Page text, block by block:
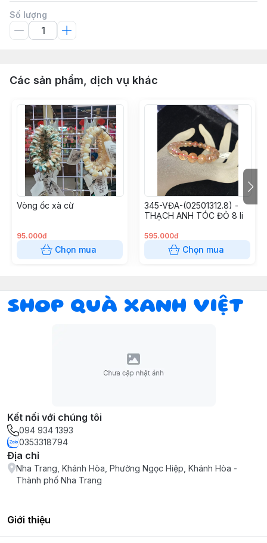
Số lượng
Các sản phẩm, dịch vụ khác
Vòng ốc xà cừ
95.000đ
Chọn mua
345-VĐA-(02501312.8) -
THẠCH ANH TÓC ĐỎ 8 li
595.000đ
Chọn mua
SHOP QUÀ XANH VIỆT
Kết nối với chúng tôi
094 934 1393
0353318794
Địa chỉ
Nha Trang, Khánh Hòa, Phường Ngọc Hiệp, Khánh Hòa -
Thành phố Nha Trang
Giới thiệu